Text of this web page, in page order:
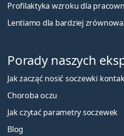
Profilaktyka wzroku dla
Lentiamo dla bardziej
Porady naszych
Jak zacząć nosić soczewki
Choroba oczu
Jak czytać parametry soczewek
Blog